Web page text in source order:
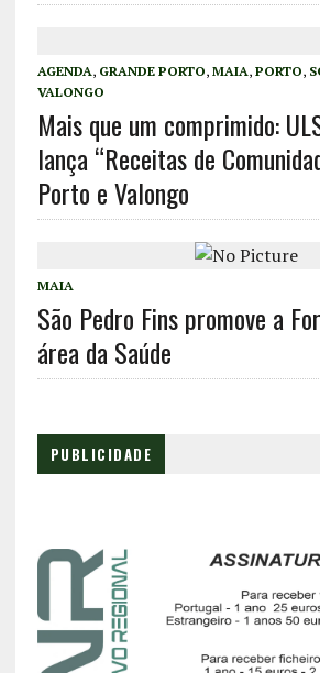
AGENDA, GRANDE PORTO, MAIA, PORTO,
VALONGO
Mais que um comprimido:
lança “Receitas de
Porto e Valongo
MAIA
São Pedro Fins promove a
área da Saúde
PUBLICIDADE